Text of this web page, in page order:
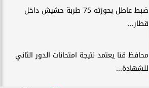
ضبط عاطل بحوزته 75 طربة حشيش داخل
قطار...
محافظ قنا يعتمد نتيجة امتحانات الدور الثاني
للشهادة...